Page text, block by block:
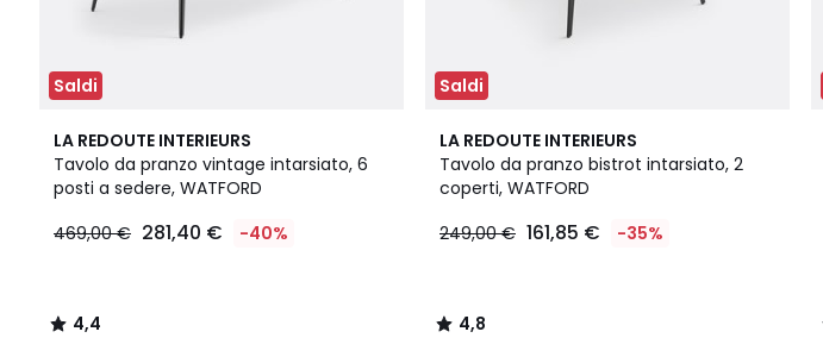
Saldi
LA REDOUTE INTERIEURS
Tavolo da pranzo vintage intarsiato, 6
posti a sedere, WATFORD
469,00 € 281,40 € -40%
4,4
/ 5
4,4
/
Saldi
LA REDOUTE INTERIEURS
Tavolo da pranzo bistrot intarsiato, 2
coperti, WATFORD
249,00 € 161,85 € -35%
4,8
/ 5
4,8
/